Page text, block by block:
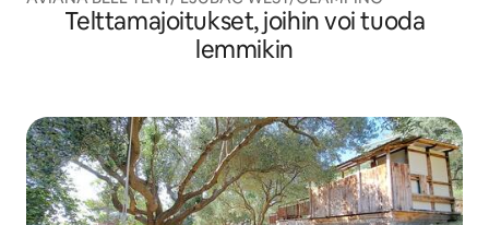
Telttamajoitukset, joihin voi tuoda
lemmikin